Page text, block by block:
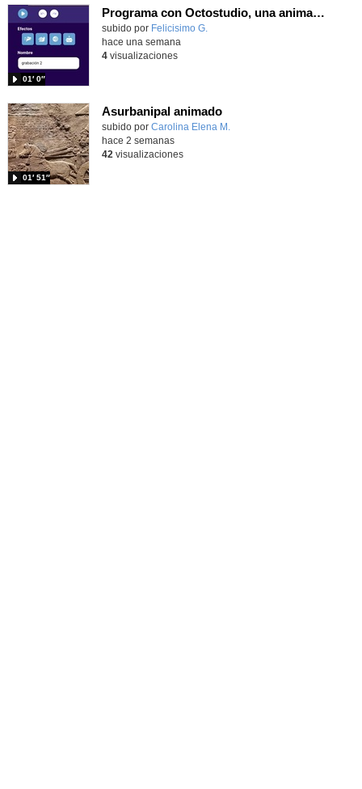
Programa con Octostudio, una animación utilizando la cámara para una foto y audio y texto para comunicar.
Contenido educativo.
subido por Felicisimo G.
01′ 0″
hace una semana
4visualizaciones
Asurbanipal animado
Contenido educativo.
subido por Carolina Elena M.
01′ 51″
hace 2 semanas
42 visualizaciones